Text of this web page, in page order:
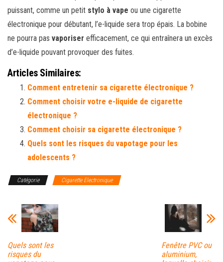
puissant, comme un petit stylo à vape ou une cigarette
électronique pour débutant, l’e-liquide sera trop épais. La bobine
ne pourra pas vaporiser efficacement, ce qui entraînera un excès
d’e-liquide pouvant provoquer des fuites.
Articles Similaires:
Comment entretenir sa cigarette électronique ?
Comment choisir votre e-liquide de cigarette
électronique ?
Comment choisir sa cigarette électronique ?
Quels sont les risques du vapotage pour les
adolescents ?
Catégorie Cigarette Electronique
Quels sont les
risques du
Fenêtre PVC ou
aluminium,